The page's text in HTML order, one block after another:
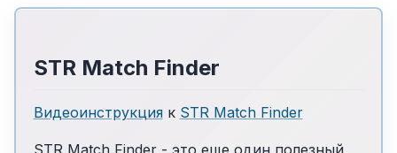
STR Match Finder
Видеоинструкцияк STR Match Finder